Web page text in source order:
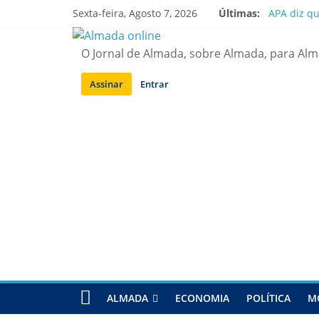
Sexta-feira, Agosto 7, 2026 Últimas:
APA diz
Ponte
Situação
O Jornal de Almada, sobre Almada, para
Assinar Entrar
ALMADA ECONOMIA POLÍTICA